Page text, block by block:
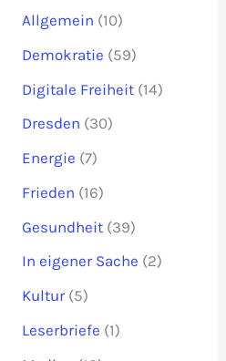
Allgemein (10)
Demokratie (59)
Digitale Freiheit (14)
Dresden (30)
Energie (7)
Frieden (16)
Gesundheit (39)
In eigener Sache (2)
Kultur (5)
Leserbriefe (1)